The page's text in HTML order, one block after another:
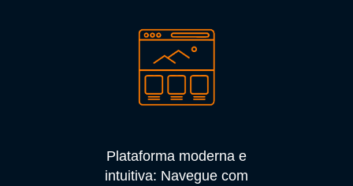
Plataforma moderna e
intuitiva: Navegue com